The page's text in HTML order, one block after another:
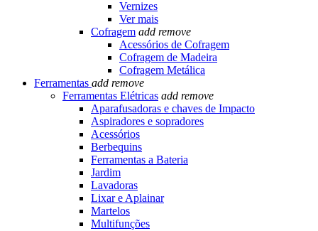
Vernizes
Ver mais
Cofragem add remove
Acessórios de Cofragem
Cofragem de Madeira
Cofragem Metálica
Ferramentas add remove
Ferramentas Elétricas add remove
Aparafusadoras e chaves de Impacto
Aspiradores e sopradores
Acessórios
Berbequins
Ferramentas a Bateria
Jardim
Lavadoras
Lixar e Aplainar
Martelos
Multifunções